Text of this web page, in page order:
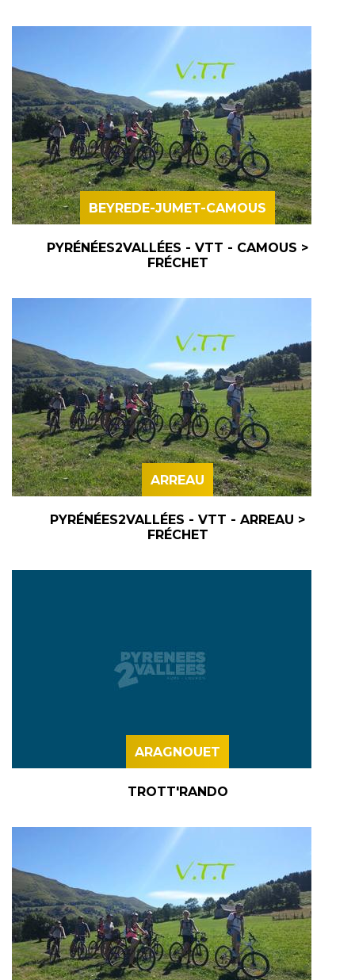
BEYREDE-JUMET-CAMOUS
PYRÉNÉES2VALLÉES - VTT - CAMOUS >
FRÉCHET
ARREAU
PYRÉNÉES2VALLÉES - VTT - ARREAU >
FRÉCHET
ARAGNOUET
TROTT'RANDO